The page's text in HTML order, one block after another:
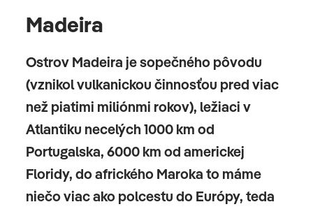
december, denne od 10:30 do 00:30 hod
december, denne od 10:30 do 18:00
Šport a fitness:
Tenis: Tenisové kurty: 1
Madeira
Ostrov Madeira je sopečného pôvodu
(vznikol vulkanickou činnosťou pred viac
než piatimi miliónmi rokov), ležiaci v
Atlantiku necelých 1000 km od
Portugalska, 6000 km od americkej
Floridy, do afrického Maroka to máme
niečo viac ako polcestu do Európy, teda